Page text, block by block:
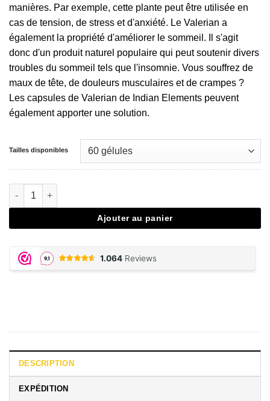
manières. Par exemple, cette plante peut être utilisée en
cas de tension, de stress et d'anxiété. Le Valerian a
également la propriété d'améliorer le sommeil. Il s'agit
donc d'un produit naturel populaire qui peut soutenir divers
troubles du sommeil tels que l'insomnie. Vous souffrez de
maux de tête, de douleurs musculaires et de crampes ?
Les capsules de Valerian de Indian Elements peuvent
également apporter une solution.
Tailles disponibles
quantité de Valerian Capsules
Ajouter au panier
DESCRIPTION
EXPÉDITION